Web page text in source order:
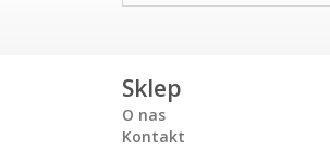
Sklep
O nas
Kontakt